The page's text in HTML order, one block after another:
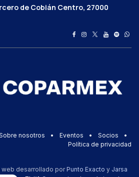
de Cobián Centro, 27000
nosotros • Eventos • Socios
•
Política de privacidad
web desarrollado por Punto Exacto y Jarsa